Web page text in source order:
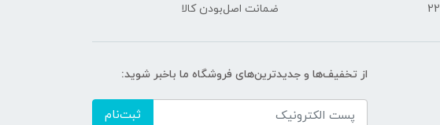
ضمانت اصل‌بودن کالا
از تخفیف‌ها و جدیدترین‌های فروشگاه ما باخبر شوید:
ثبت‌نام